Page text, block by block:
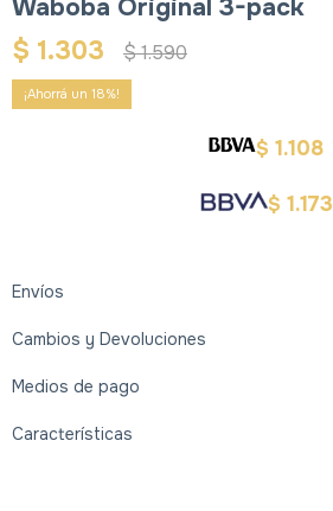
Waboba Original 3-pack
$ 1.303 $1.590
18
$ 1.108
$ 1.173
Envíos
Cambios y Devoluciones
Medios de pago
Características